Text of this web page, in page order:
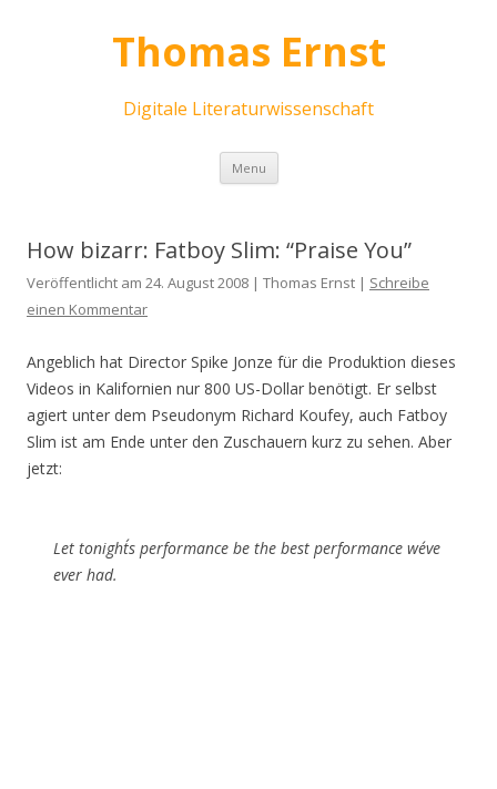
Thomas Ernst
Digitale Literaturwissenschaft
Menu Skip
content
How bizarr: Fatboy Slim: “Praise You”
Veröffentlicht am 24. August 2008 | Thomas Ernst | Schreibe
einen Kommentar
Angeblich hat Director Spike Jonze für die Produktion dieses
Videos in Kalifornien nur 800 US-Dollar benötigt. Er selbst
agiert unter dem Pseudonym Richard Koufey, auch Fatboy
Slim ist am Ende unter den Zuschauern kurz zu sehen. Aber
jetzt:
Let tonight´s performance be the best performance we´ve
ever had.